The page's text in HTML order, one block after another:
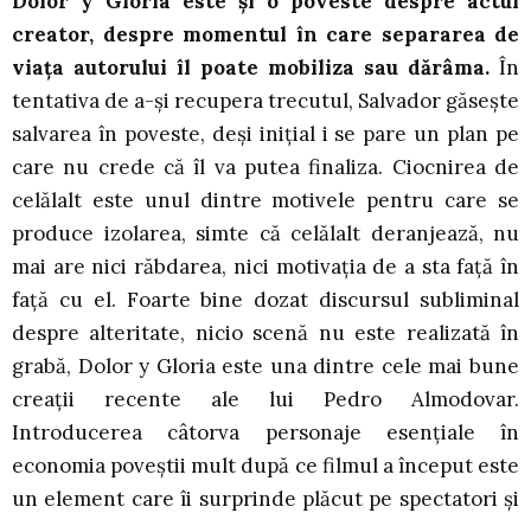
creator, despre momentul în care separarea de
viața autorului îl poate mobiliza sau dărâma. În
tentativa de a-și recupera trecutul, Salvador găsește
salvarea în poveste, deși inițial i se pare un plan pe
care nu crede că îl va putea finaliza. Ciocnirea de
celălalt este unul dintre motivele pentru care se
produce izolarea, simte că celălalt deranjează, nu
mai are nici răbdarea, nici motivația de a sta față în
față cu el. Foarte bine dozat discursul subliminal
despre alteritate, nicio scenă nu este realizată în
grabă, Dolor y Gloria este una dintre cele mai bune
creații recente ale lui Pedro Almodovar.
Introducerea câtorva personaje esențiale în
economia poveștii mult după ce filmul a început este
un element care îi surprinde plăcut pe spectatori și